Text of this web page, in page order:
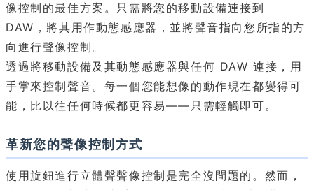
像控制的最佳方案。只需將您的移動設備連接到
DAW，將其用作動態感應器，並將聲音指向您所指的方
向進行聲像控制。
透過將移動設備及其動態感應器與任何 DAW 連接，用
手掌來控制聲音。每一個您能想像的動作現在都變得可
能，比以往任何時候都更容易——只需輕觸即可。
革新您的聲像控制方式
使用旋鈕進行立體聲聲像控制是完全沒問題的。然而，